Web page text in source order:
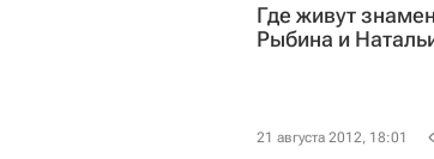
Где живут
Рыбина и
21 августа 2012, 18:01